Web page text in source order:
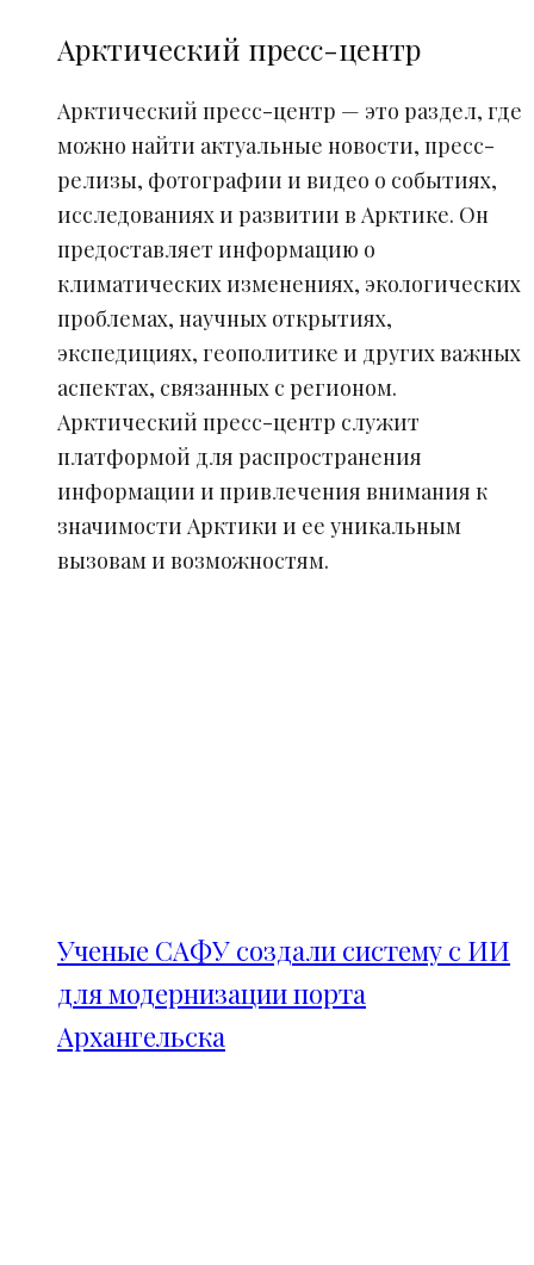
Арктический пресс-центр
Арктический пресс-центр — это раздел, где
можно найти актуальные новости, пресс-
релизы, фотографии и видео о событиях,
исследованиях и развитии в Арктике. Он
предоставляет информацию о
климатических изменениях, экологических
проблемах, научных открытиях,
экспедициях, геополитике и других важных
аспектах, связанных с регионом.
Арктический пресс-центр служит
платформой для распространения
информации и привлечения внимания к
значимости Арктики и ее уникальным
вызовам и возможностям.
Ученые САФУ создали систему с ИИ
для модернизации порта
Архангельска